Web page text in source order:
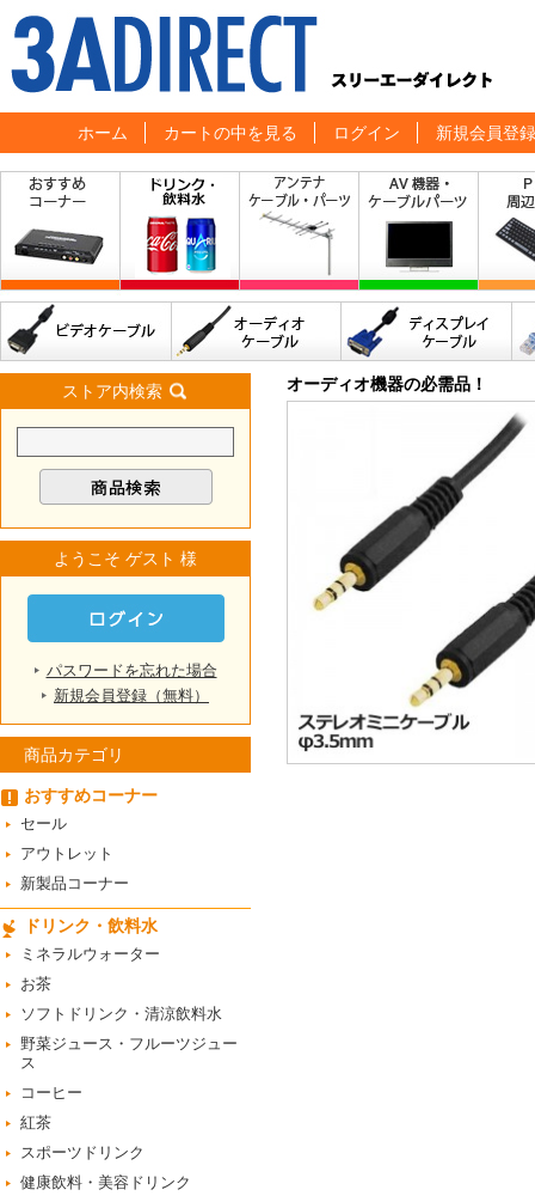
ホーム カートの中を見る ログイン 新規会員登録
ストア内検索
ようこそ ゲスト 様
パスワードを忘れた場合
新規会員登録（無料）
商品カテゴリ
おすすめコーナー
セール
アウトレット
新製品コーナー
ドリンク・飲料水
ミネラルウォーター
お茶
ソフトドリンク・清涼飲料水
野菜ジュース・フルーツジュー
ス
コーヒー
紅茶
スポーツドリンク
健康飲料・美容ドリンク
オーディオ機器の必需品！